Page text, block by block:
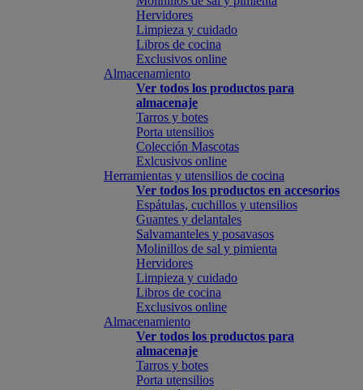
Hervidores
Limpieza y cuidado
Libros de cocina
Exclusivos online
Almacenamiento
Ver todos los productos para
almacenaje
Tarros y botes
Porta utensilios
Colección Mascotas
Exlcusivos online
Herramientas y utensilios de cocina
Ver todos los productos en accesorios
Espátulas, cuchillos y utensilios
Guantes y delantales
Salvamanteles y posavasos
Molinillos de sal y pimienta
Hervidores
Limpieza y cuidado
Libros de cocina
Exclusivos online
Almacenamiento
Ver todos los productos para
almacenaje
Tarros y botes
Porta utensilios